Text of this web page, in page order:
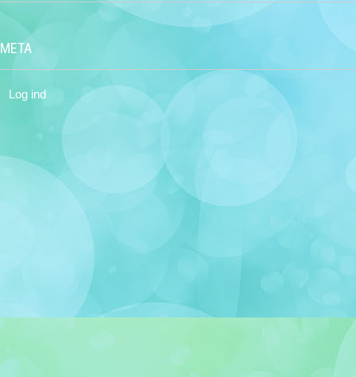
META
Log ind